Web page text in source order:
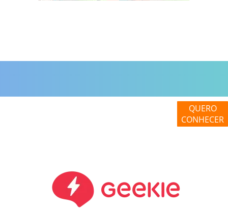
QUERO
CONHECER